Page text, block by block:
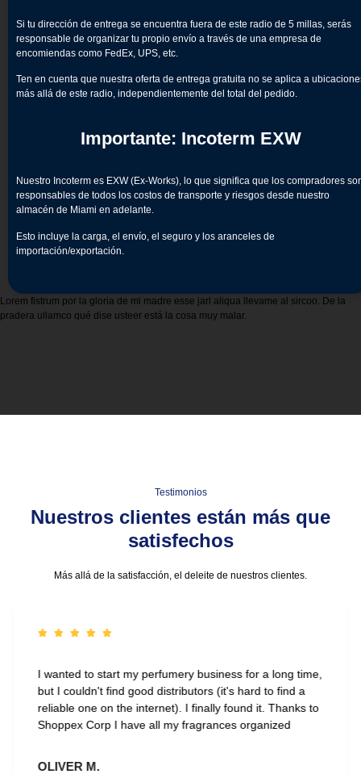
Si tu dirección de entrega se encuentra fuera de este radio de 5 millas, serás
responsable de organizar tu propio envío a través de una empresa de
encomiendas como FedEx, UPS, etc.
Ten en cuenta que nuestra oferta de entrega gratuita no se aplica a
más allá de este radio, independientemente del total del pedido.
Importante: Incoterm EXW
Nuestro Incoterm es EXW (Ex-Works), lo que significa que los compradores
responsables de todos los costos de transporte y riesgos desde nuestro
almacén de Miami en adelante.
Esto incluye la carga, el envío, el seguro y los aranceles de
importación/exportación.
Lorem fistrum por la gloria de mi madre esse jarl aliqua llevame al sircoo. De la
pradera ullamco qué dise usteer está la cosa muy malar.
Testimonios
Nuestros clientes están más que
satisfechos
Más allá de la satisfacción, el deleite de nuestros clientes.
I wanted to start my perfumery business for a long time,
but I couldn't find good distributors (it's hard to find a
reliable one on the internet). I finally found it. Thanks to
Shoppex Corp I have all my fragrances organized
OLIVER M.